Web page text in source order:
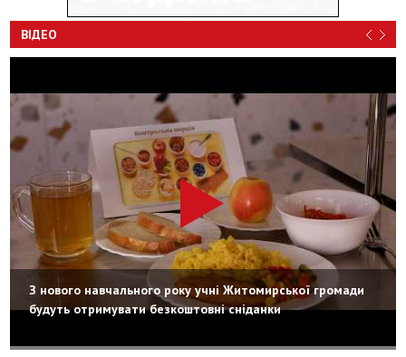
ВІДЕО
З нового навчального року учні Житомирської громади
будуть отримувати безкоштовні сніданки